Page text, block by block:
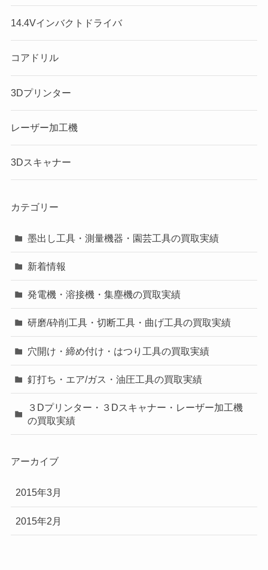
14.4Vインバクトドライバ
コアドリル
3Dプリンター
レーザー加工機
3Dスキャナー
カテゴリー
墨出し工具・測量機器・園芸工具の買取実績
新着情報
発電機・溶接機・集塵機の買取実績
研磨/砕削工具・切断工具・曲げ工具の買取実績
穴開け・締め付け・はつり工具の買取実績
釘打ち・エア/ガス・油圧工具の買取実績
３Dプリンター・３Dスキャナー・レーザー加工機
の買取実績
アーカイブ
2015年3月
2015年2月